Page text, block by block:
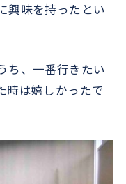
興味を持ったとい
ち、一番行きたい
時は嬉しかったで